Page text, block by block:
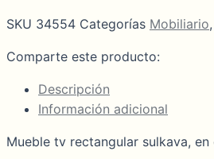
SKU 34554 Categorías Mobiliario,
Comparte este producto:
Descripción
Información adicional
Mueble tv rectangular sulkava,